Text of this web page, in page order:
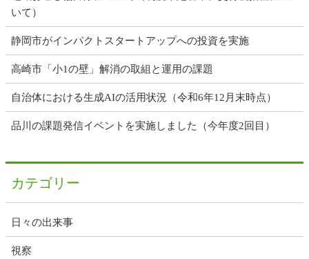
いて）
静岡市がインパクトスタートアップへの投資を実施
高崎市「小1の壁」解消の取組と運用の課題
自治体における生成AIの活用状況（令和6年12月末時点）
品川の課題発信イベントを実施しました（今年度2回目）
カテゴリー
日々の出来事
視察